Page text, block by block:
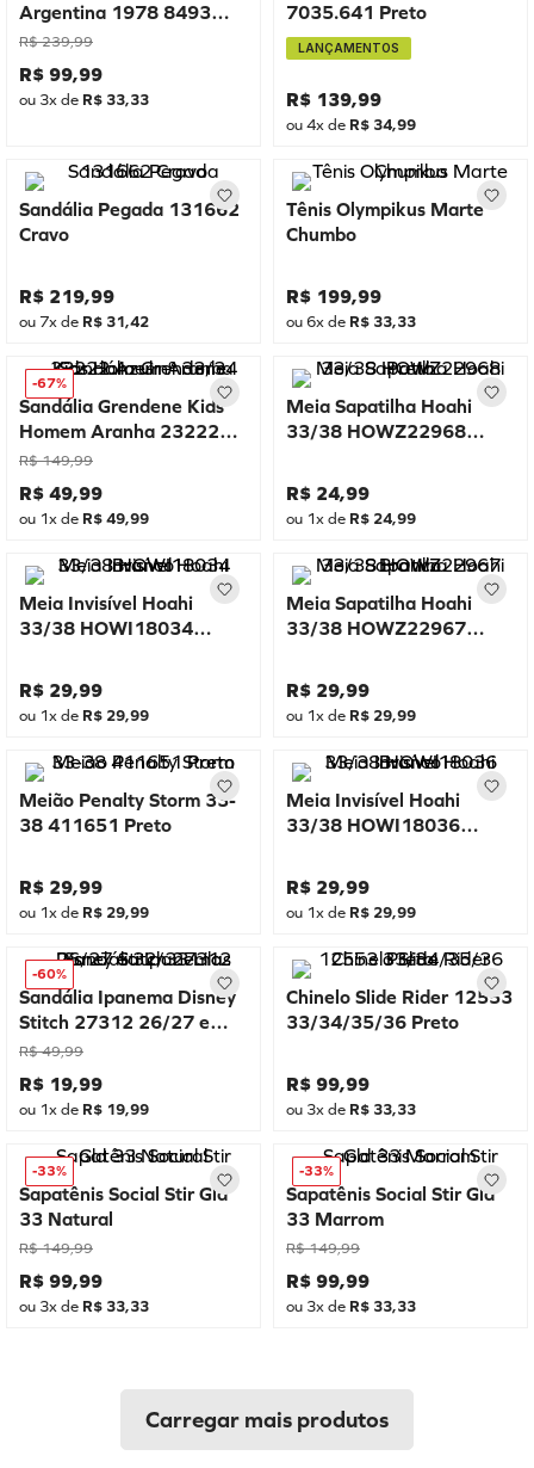
Argentina 1978 8493
Azul
R$ 239,99
R$ 99,99
ou 3x de R$ 33,33
7035.641 Preto
LANÇAMENTOS
R$ 139,99
ou4x de R$ 34,99
Sandália Pegada 131662
Cravo
R$ 219,99
ou 7x de R$ 31,42
Tênis Olympikus Marte
Chumbo
R$ 199,99
ou6x de R$ 33,33
-67%
Sandália Grendene Kids
Homem Aranha 23222
Azul nº 33/34
R$ 149,99
R$ 49,99
ou 1x de R$49,99
Meia Sapatilha Hoahi
33/38 HOWZ22968
R$ 24,99
ou 1x de R$ 24,99
Meia Invisível Hoahi
33/38 HOWI18034
R$ 29,99
ou 1x de R$ 29,99
Meia Sapatilha Hoahi
33/38 HOWZ22967
R$ 29,99
ou 1x de R$ 29,99
Meião Penalty Storm 33-
38 411651 Preto
R$ 29,99
ou 1x de R$ 29,99
Meia Invisível Hoahi
33/38 HOWI18036
R$ 29,99
ou 1x de R$ 29,99
-60%
Sandália Ipanema Disney
Stitch 27312 26/27 e
32/33 Lilas
R$ 49,99
R$ 19,99
ou 1x de R$ 19,99
Chinelo Slide Rider 12553
33/34/35/36 Preto
R$ 99,99
ou 3x de R$ 33,33
-33%
Sapatênis Social Stir Gld
33 Natural
R$ 149,99
R$ 99,99
ou 3x de R$ 33,33
-33%
Sapatênis Social Stir Gld
33 Marrom
R$ 149,99
R$ 99,99
ou 3x de R$ 33,33